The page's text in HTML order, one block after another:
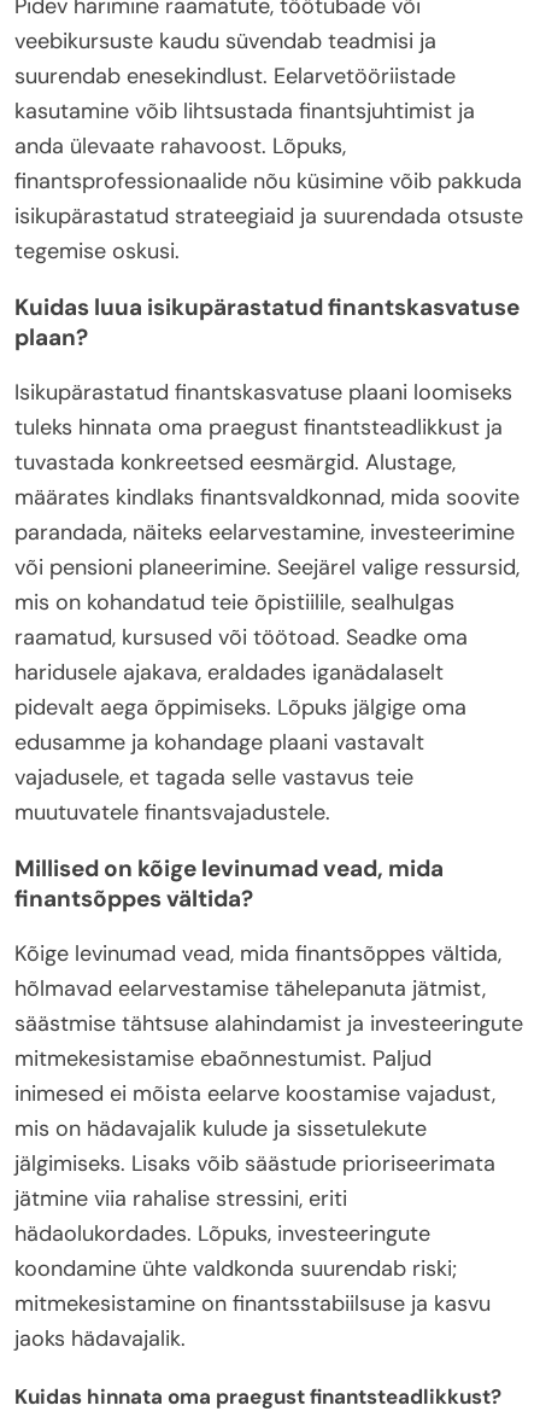
veebikursuste kaudu süvendab teadmisi ja
suurendab enesekindlust. Eelarvetööriistade
kasutamine võib lihtsustada finantsjuhtimist ja
anda ülevaate rahavoost. Lõpuks,
finantsprofessionaalide nõu küsimine võib pakkuda
isikupärastatud strateegiaid ja suurendada otsuste
tegemise oskusi.
Kuidas luua isikupärastatud finantskasvatuse
plaan?
Isikupärastatud finantskasvatuse plaani loomiseks
tuleks hinnata oma praegust finantsteadlikkust ja
tuvastada konkreetsed eesmärgid. Alustage,
määrates kindlaks finantsvaldkonnad, mida soovite
parandada, näiteks eelarvestamine, investeerimine
või pensioni planeerimine. Seejärel valige ressursid,
mis on kohandatud teie õpistiilile, sealhulgas
raamatud, kursused või töötoad. Seadke oma
haridusele ajakava, eraldades iganädalaselt
pidevalt aega õppimiseks. Lõpuks jälgige oma
edusamme ja kohandage plaani vastavalt
vajadusele, et tagada selle vastavus teie
muutuvatele finantsvajadustele.
Millised on kõige levinumad vead, mida
finantsõppes vältida?
Kõige levinumad vead, mida finantsõppes vältida,
hõlmavad eelarvestamise tähelepanuta jätmist,
säästmise tähtsuse alahindamist ja investeeringute
mitmekesistamise ebaõnnestumist. Paljud
inimesed ei mõista eelarve koostamise vajadust,
mis on hädavajalik kulude ja sissetulekute
jälgimiseks. Lisaks võib säästude prioriseerimata
jätmine viia rahalise stressini, eriti
hädaolukordades. Lõpuks, investeeringute
koondamine ühte valdkonda suurendab riski;
mitmekesistamine on finantsstabiilsuse ja kasvu
jaoks hädavajalik.
Kuidas hinnata oma praegust finantsteadlikkust?